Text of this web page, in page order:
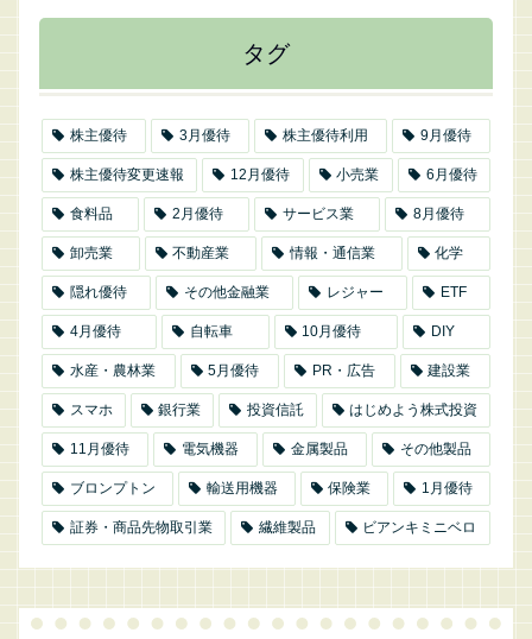
タグ
株主優待 3月優待 株主優待利用 9月優待
株主優待変更速報 12月優待 小売業 6月優待
食料品 2月優待 サービス業 8月優待
卸売業 不動産業 情報・通信業 化学
隠れ優待 その他金融業 レジャー ETF
4月優待 自転車 10月優待 DIY
水産・農林業 5月優待 PR・広告 建設業
スマホ 銀行業 投資信託 はじめよう株式投資
11月優待 電気機器 金属製品 その他製品
ブロンプトン 輸送用機器 保険業 1月優待
証券・商品先物取引業 繊維製品 ビアンキミニベロ